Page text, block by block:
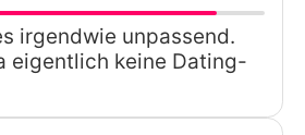
irgendwie unpassend.
eigentlich keine Dating-